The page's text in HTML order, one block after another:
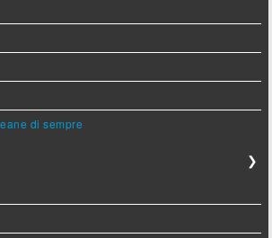
di sempre
❯